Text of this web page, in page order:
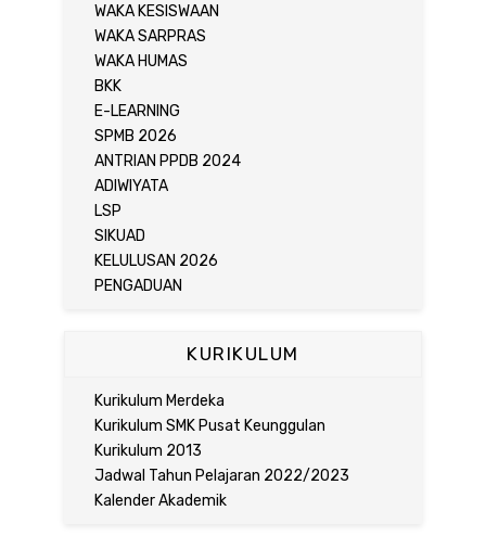
WAKA KESISWAAN
WAKA SARPRAS
WAKA HUMAS
BKK
E-LEARNING
SPMB 2026
ANTRIAN PPDB 2024
ADIWIYATA
LSP
SIKUAD
KELULUSAN 2026
PENGADUAN
KURIKULUM
Kurikulum Merdeka
Kurikulum SMK Pusat Keunggulan
Kurikulum 2013
Jadwal Tahun Pelajaran 2022/2023
Kalender Akademik